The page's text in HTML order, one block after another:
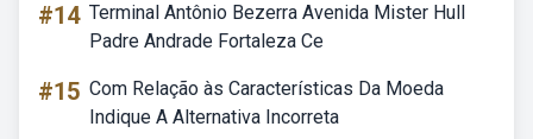
#14 Terminal Antônio Bezerra Avenida Mister Hull
Padre Andrade Fortaleza Ce
#15 Com Relação às Características Da Moeda
Indique A Alternativa Incorreta